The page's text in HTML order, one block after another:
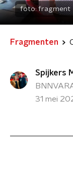
foto:fragment
Fragmenten
Spijkers
31 mei